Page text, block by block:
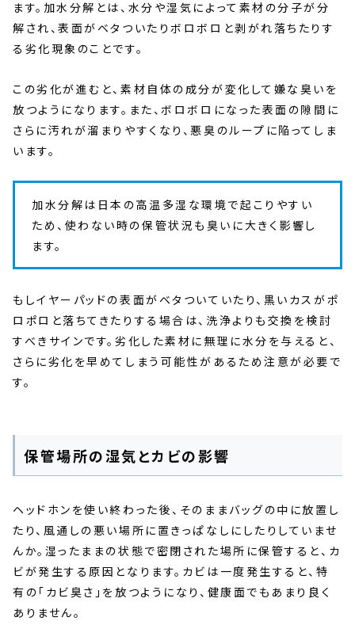
ます。加水分解とは、水分や湿気によって素材の分子が分
解され、表面がベタついたりボロボロと剥がれ落ちたりす
る劣化現象のことです。
この劣化が進むと、素材自体の成分が変化して嫌な臭いを
放つようになります。また、ボロボロになった表面の隙間に
さらに汚れが溜まりやすくなり、悪臭のループに陥ってしま
います。
加水分解は日本の高温多湿な環境で起こりやすい
ため、使わない時の保管状況も臭いに大きく影響し
ます。
もしイヤーパッドの表面がベタついていたり、黒いカスがポ
ロポロと落ちてきたりする場合は、洗浄よりも交換を検討
すべきサインです。劣化した素材に無理に水分を与えると、
さらに劣化を早めてしまう可能性があるため注意が必要で
す。
保管場所の湿気とカビの影響
ヘッドホンを使い終わった後、そのままバッグの中に放置し
たり、風通しの悪い場所に置きっぱなしにしたりしていませ
んか。湿ったままの状態で密閉された場所に保管すると、カ
ビが発生する原因となります。カビは一度発生すると、特
有の「カビ臭さ」を放つようになり、健康面でもあまり良く
ありません。